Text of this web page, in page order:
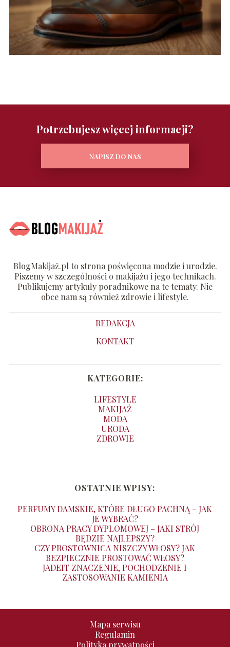
Potrzebujesz więcej informacji?
NAPISZ DO NAS
BlogMakijaż.pl to strona poświęcona modzie i urodzie.
Piszemy w szczególności o makijażu i jego technikach.
Publikujemy artykuły poradnikowe na te tematy. Nie
obce nam są również zdrowie i lifestyle.
REDAKCJA
KONTAKT
KATEGORIE:
LIFESTYLE
MAKIJAŻ
MODA
URODA
ZDROWIE
OSTATNIE WPISY:
PERFUMY DAMSKIE, KTÓRE DŁUGO PACHNĄ – JAK
JE WYBRAĆ?
OBRONA PRACY DYPLOMOWEJ – JAKI STRÓJ
BĘDZIE NAJLEPSZY?
CZY PROSTOWNICA NISZCZY WŁOSY? JAK
BEZPIECZNIE PROSTOWAĆ WŁOSY?
JADEIT ZNACZENIE, POCHODZENIE I
ZASTOSOWANIE KAMIENIA
Mapa serwisu
Regulamin
Polityka prywatności